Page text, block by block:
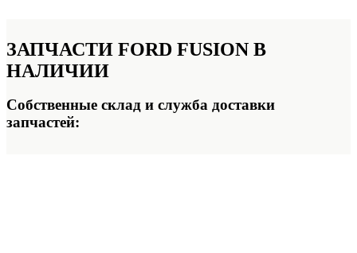
ЗАПЧАСТИ FORD FUSION В
НАЛИЧИИ
Собственные склад и служба доставки
запчастей: